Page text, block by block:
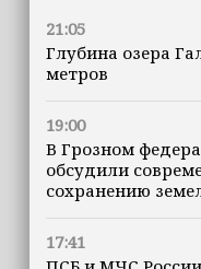
21:05
Глубина озера
метров
19:00
В Грозном
обсудили
сохранению
17:41